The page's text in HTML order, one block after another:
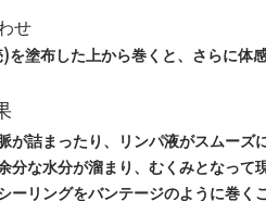
せ
を塗布した上から巻くと、さらに体感
が詰まったり、リンパ液がスムーズ
分な水分が溜まり、むくみとなって
ーリングをバンテージのように巻